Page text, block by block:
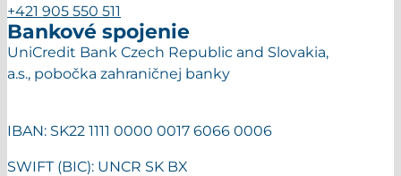
+421 905 550 511
Bankové spojenie
UniCredit Bank Czech Republic and Slovakia,
a.s., pobočka zahraničnej banky
IBAN: SK22 1111 0000 0017 6066 0006
SWIFT (BIC): UNCR SK BX